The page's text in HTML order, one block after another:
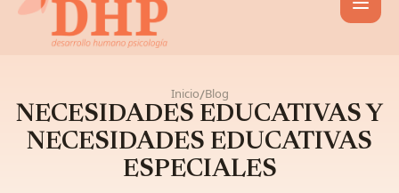
Inicio/Blog
NECESIDADES EDUCATIVAS Y
NECESIDADES EDUCATIVAS
ESPECIALES